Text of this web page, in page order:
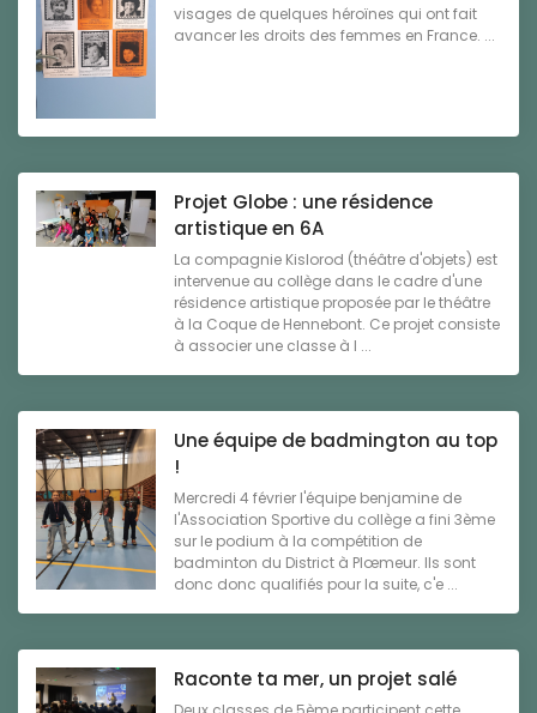
visages de quelques héroïnes qui ont fait
avancer les droits des femmes en France. ...
Projet Globe : une résidence
artistique en 6A
La compagnie Kislorod (théâtre d'objets) est
intervenue au collège dans le cadre d'une
résidence artistique proposée par le théâtre
à la Coque de Hennebont. Ce projet consiste
à associer une classe à l ...
Une équipe de badmington au top
!
Mercredi 4 février l'équipe benjamine de
l'Association Sportive du collège a fini 3ème
sur le podium à la compétition de
badminton du District à Plœmeur. Ils sont
donc donc qualifiés pour la suite, c'e ...
Raconte ta mer, un projet salé